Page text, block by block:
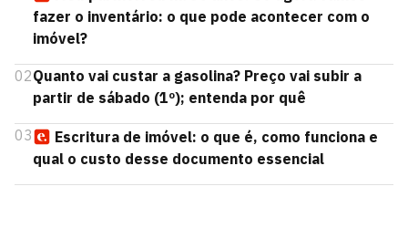
fazer o inventário: o que pode acontecer com o
imóvel?
02Quanto vai custar a gasolina? Preço vai subir a
partir de sábado (1º); entenda por quê
03
Escritura de imóvel: o que é, como funciona e
qual o custo desse documento essencial